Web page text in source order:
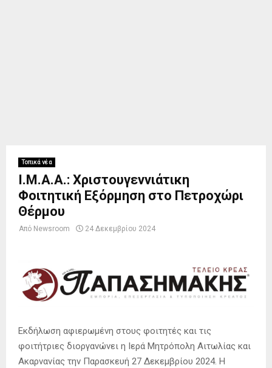
Τοπικά νέα
Ι.Μ.Α.Α.: Χριστουγεννιάτικη
Φοιτητική Εξόρμηση στο Πετροχώρι
Θέρμου
Από Newsroom 24 Δεκεμβρίου 2024
Εκδήλωση αφιερωμένη στους φοιτητές και τις
φοιτήτριες διοργανώνει η Ιερά Μητρόπολη Αιτωλίας και
Ακαρνανίας την Παρασκευή 27 Δεκεμβρίου 2024. Η